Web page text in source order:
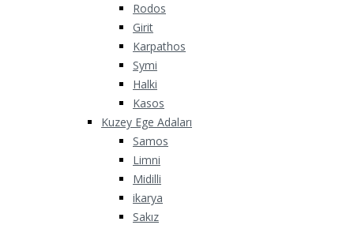
Rodos
Girit
Karpathos
Symi
Halki
Kasos
Kuzey Ege Adaları
Samos
Limni
Midilli
ikarya
Sakız